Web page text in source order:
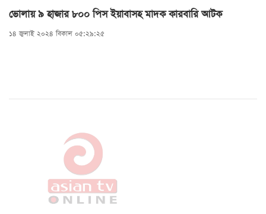
ভোলায় ৯ হাজার ৮০০ পিস ইয়াবাসহ মাদক কারবারি আটক
১৪ জুলাই ২০২৪ বিকাল ০৫:২৯:২৫